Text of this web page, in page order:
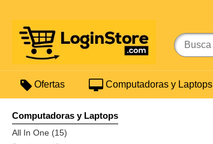
Ofertas Computadoras y Laptops
Computadoras y Laptops
All In One (15)